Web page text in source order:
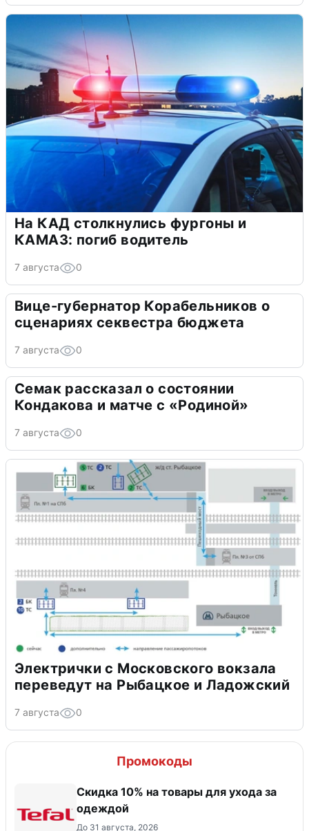
На КАД столкнулись фургоны и
КАМАЗ: погиб водитель
7 августа 0
Вице-губернатор Корабельников о
сценариях секвестра бюджета
7 августа 0
Семак рассказал о состоянии
Кондакова и матче с «Родиной»
7 августа 0
Электрички с Московского вокзала
переведут на Рыбацкое и Ладожский
7 августа 0
Промокоды
Скидка 10% на товары для ухода за
одеждой
До 31 августа, 2026